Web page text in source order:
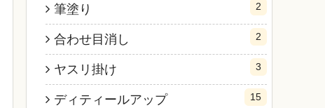
筆塗り 2
合わせ目消し 2
ヤスリ掛け 3
ディティールアップ 15